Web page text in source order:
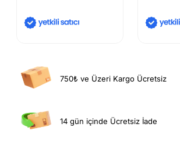
750₺ ve Üzeri Kargo Ücretsiz
14 gün içinde Ücretsiz İade